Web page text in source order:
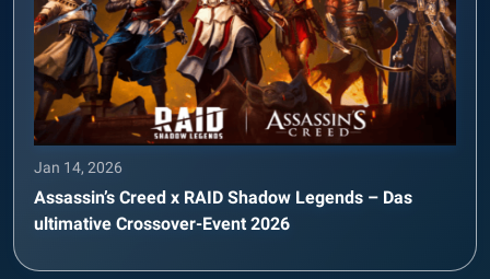
Jan 14, 2026
Assassin’s Creed x RAID Shadow Legends – Das
ultimative Crossover-Event 2026